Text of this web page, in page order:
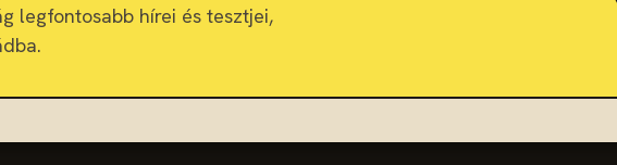
legfontosabb hírei és tesztjei,